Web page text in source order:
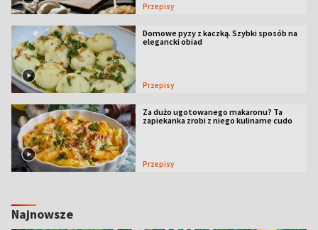
Przepisy
Domowe pyzy z kaczką. Szybki sposób na
elegancki obiad
Przepisy
Za dużo ugotowanego makaronu? Ta
zapiekanka zrobi z niego kulinarne cudo
Przepisy
Najnowsze